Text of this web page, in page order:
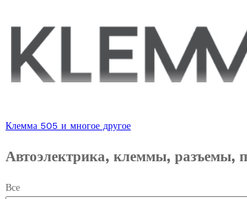
Клемма 505 и многое другое
Автоэлектрика, клеммы, разъемы,
Все